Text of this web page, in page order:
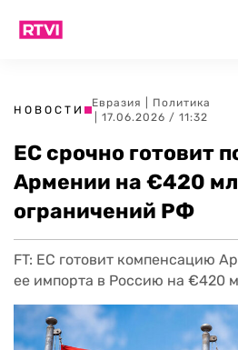
НОВОСТИ
Евразия
Политика
| 17.06.2026 / 11:32
ЕС срочно готовит
Армении на €420
ограничений РФ
FT: ЕС готовит компенсацию
ее импорта в Россию на €420